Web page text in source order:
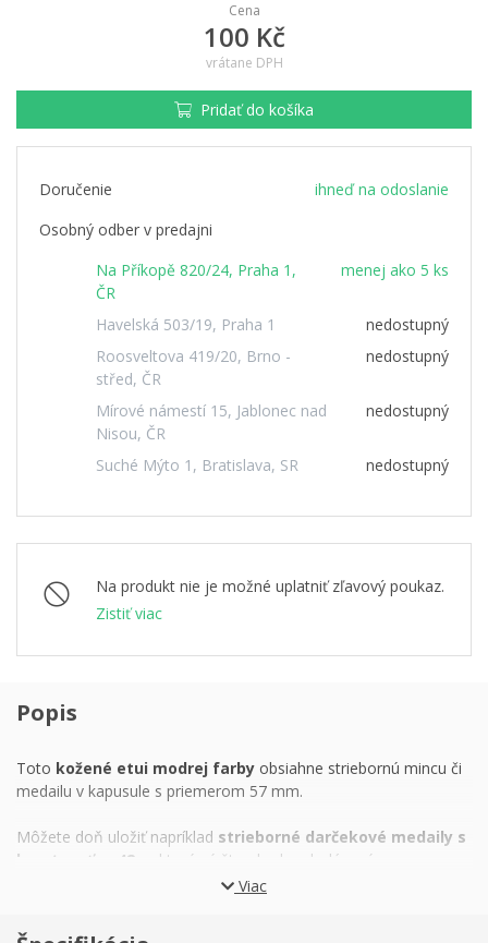
Cena
100 Kč
vrátane DPH
Pridať do košíka
Doručenie
ihneď na odoslanie
Osobný odber v predajni
Na Příkopě 820/24, Praha 1,
ČR
menej ako 5 ks
Havelská 503/19, Praha 1
nedostupný
Roosveltova 419/20, Brno -
střed, ČR
nedostupný
Mírové námestí 15, Jablonec nad
Nisou, ČR
nedostupný
Suché Mýto 1, Bratislava, SR nedostupný
Na produkt nie je možné uplatniť zľavový poukaz.
Zistiť viac
Popis
Toto kožené etui modrej farby obsiahne striebornú mincu či
medailu v kapusule s priemerom 57 mm.
Môžete doň uložiť napríklad strieborné darčekové medaily s
hmotnosťou 42 g,
ktoré sú štandardne dodávané v
Viac